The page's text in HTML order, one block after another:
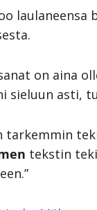
laulaneensa
on aina
sieluun asti,
tarkemmin
tekstin